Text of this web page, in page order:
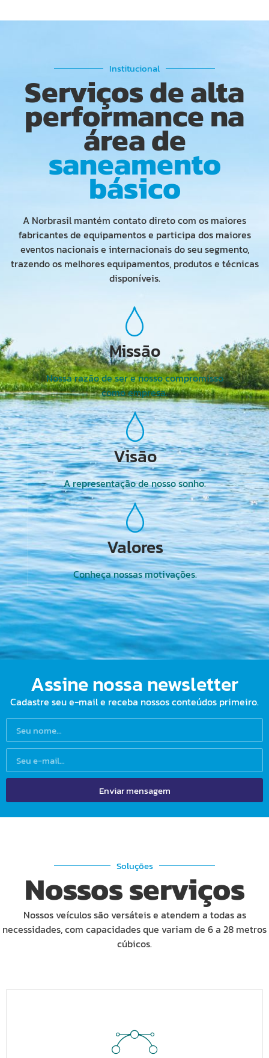
Institucional
Serviços de alta
performance na
área de
saneamento
básico
A Norbrasil mantém contato direto com os maiores
fabricantes de equipamentos e participa dos maiores
eventos nacionais e internacionais do seu segmento,
trazendo os melhores equipamentos, produtos e técnicas
disponíveis.
Missão
Nossa razão de ser e nosso compromisso
como empresa.
Visão
A representação de nosso sonho.
Valores
Conheça nossas motivações.
Assine nossa newsletter
Cadastre seu e-mail e receba nossos conteúdos primeiro.
Enviar mensagem
Soluções
Nossos serviços
Nossos veículos são versáteis e atendem a todas as
necessidades, com capacidades que variam de 6 a 28 metros
cúbicos.